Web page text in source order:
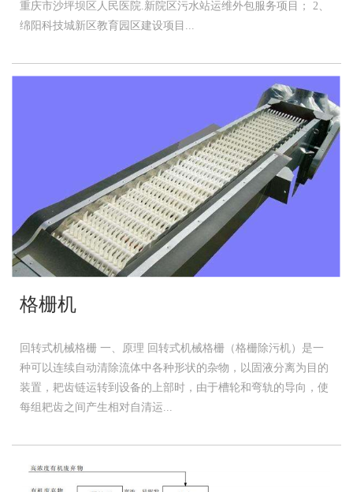
重庆市沙坪坝区人民医院.新院区污水站运维外包服务项目； 2、
绵阳科技城新区教育园区建设项目...
格栅机
回转式机械格栅 一、原理 回转式机械格栅（格栅除污机）是一
种可以连续自动清除流体中各种形状的杂物，以固液分离为目的
装置，耙齿链运转到设备的上部时，由于槽轮和弯轨的导向，使
每组耙齿之间产生相对自清运...